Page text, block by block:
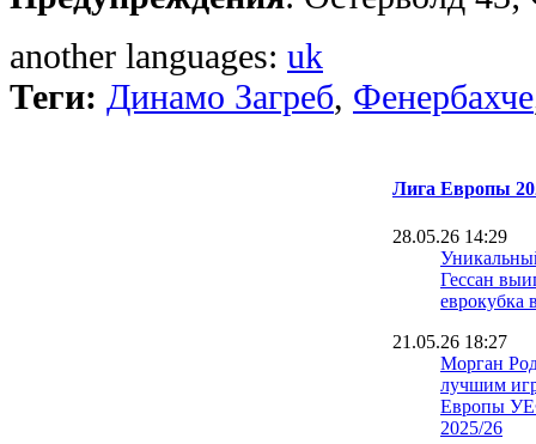
another languages: uk
Теги: Динамо Загреб, Фенербахче
Лига Европы
28.05.26 14:29
Гессан
еврокубка
21.05.26 18:27
Морган
лучшим
Европы
2025/26